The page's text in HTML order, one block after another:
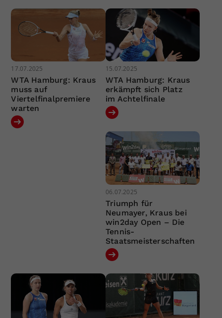
17.07.2025
WTA Hamburg: Kraus
muss auf
Viertelfinalpremiere
warten
15.07.2025
WTA Hamburg: Kraus
erkämpft sich Platz
im Achtelfinale
06.07.2025
Triumph für
Neumayer, Kraus bei
win2day Open – Die
Tennis-
Staatsmeisterschaften